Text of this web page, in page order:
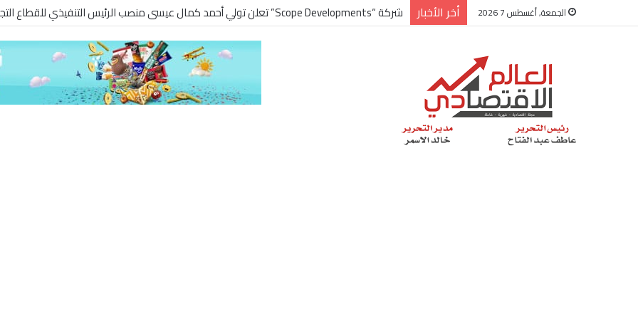
الجمعة, أغسطس 7 2026 أخر الأخبار شركة “Scope Developments” تعلن تولي أحمد كمال عيسى منصب الرئيس التنفيذي للقطاع التجاري